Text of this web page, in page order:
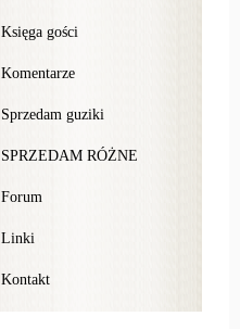
Księga gości
Komentarze
Sprzedam guziki
SPRZEDAM RÓŻNE
Forum
Linki
Kontakt